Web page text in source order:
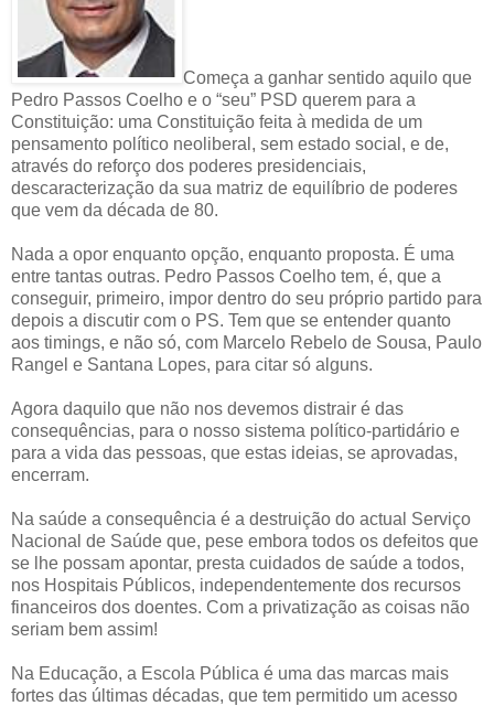
Começa a ganhar sentido aquilo que
Pedro Passos Coelho e o “seu” PSD querem para a
Constituição: uma Constituição feita à medida de um
pensamento político neoliberal, sem estado social, e de,
através do reforço dos poderes presidenciais,
descaracterização da sua matriz de equilíbrio de poderes
que vem da década de 80.
Nada a opor enquanto opção, enquanto proposta. É uma
entre tantas outras. Pedro Passos Coelho tem, é, que a
conseguir, primeiro, impor dentro do seu próprio partido para
depois a discutir com o PS. Tem que se entender quanto
aos timings, e não só, com Marcelo Rebelo de Sousa, Paulo
Rangel e Santana Lopes, para citar só alguns.
Agora daquilo que não nos devemos distrair é das
consequências, para o nosso sistema político-partidário e
para a vida das pessoas, que estas ideias, se aprovadas,
encerram.
Na saúde a consequência é a destruição do actual Serviço
Nacional de Saúde que, pese embora todos os defeitos que
se lhe possam apontar, presta cuidados de saúde a todos,
nos Hospitais Públicos, independentemente dos recursos
financeiros dos doentes. Com a privatização as coisas não
seriam bem assim!
Na Educação, a Escola Pública é uma das marcas mais
fortes das últimas décadas, que tem permitido um acesso